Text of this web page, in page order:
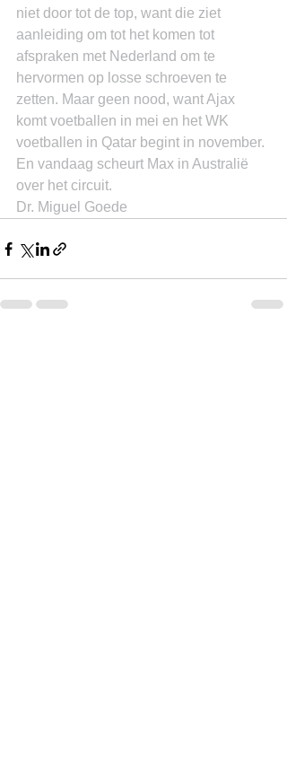
niet door tot de top, want die ziet
aanleiding om tot het komen tot
afspraken met Nederland om te
hervormen op losse schroeven te
zetten. Maar geen nood, want Ajax
komt voetballen in mei en het WK
voetballen in Qatar begint in november.
En vandaag scheurt Max in Australië
over het circuit.
Dr. Miguel Goede